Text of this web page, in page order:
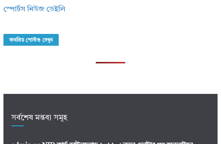
স্পোর্টস নিউজ ডেইলি
জনপ্রিয় পোস্টগু দেখুন
সর্বশেষ মন্তব্য সমূহ